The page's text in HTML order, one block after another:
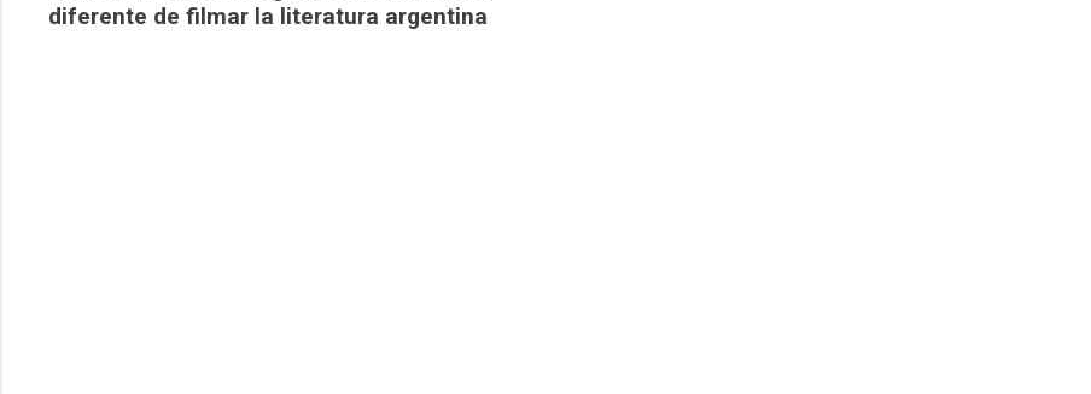
diferente de filmar la literatura argentina